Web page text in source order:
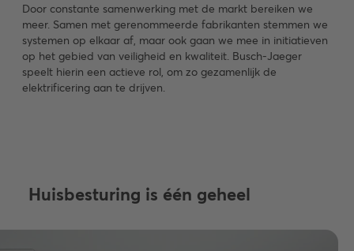
Door constante samenwerking met de markt bereiken we
meer. Samen met gerenommeerde fabrikanten stemmen we
systemen op elkaar af, maar ook gaan we mee in initiatieven
op het gebied van veiligheid en kwaliteit. Busch-Jaeger
speelt hierin een actieve rol, om zo gezamenlijk de
elektrificering aan te drijven.
Huisbesturing is één geheel